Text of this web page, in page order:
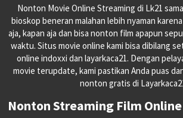
Nonton Movie Online Streaming di Lk21
bioskop beneran malahan lebih nyaman
aja, kapan aja dan bisa nonton film apapun
waktu. Situs movie online kami bisa dibilang
online indoxxi dan layarkaca21. Dengan
movie terupdate, kami pastikan Anda puas
nonton gratis di
Nonton Streaming Film